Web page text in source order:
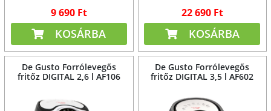
9 690 Ft
KOSÁRBA
22 690 Ft
KOSÁRBA
De Gusto Forrólevegős
fritőz DIGITAL 2,6 l AF106
De Gusto Forrólevegős
fritőz DIGITAL 3,5 l AF602